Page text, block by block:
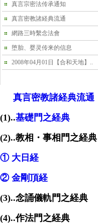
真言宗密法传承通知
真言密教諸経典流通
網路三時繫念法會
堕胎、婴灵传来的信息
2008年04月01日【合和天地】..
真言密教諸経典流通
(1)..基礎門之経典
(2)..教相・事相門之経典
① 大日経
② 金剛頂経
(3)..念誦儀軌門之経典
(4)..作法門之経典